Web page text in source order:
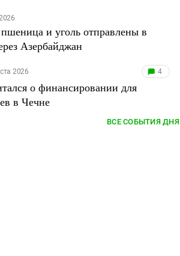
и уголь отправлены в
Азербайджан
2026 4
о финансировании для
в Чечне
ВСЕ СОБЫТИЯ ДНЯ